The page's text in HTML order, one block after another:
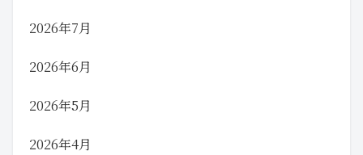
2026年7月
2026年6月
2026年5月
2026年4月